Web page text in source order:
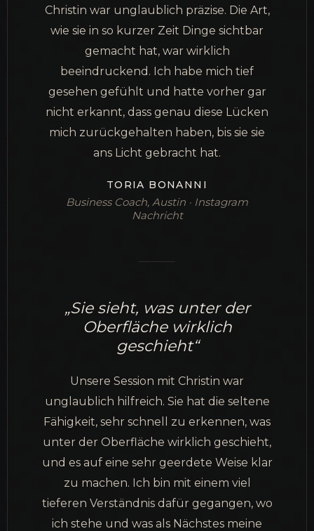
Christin war unglaublich präzise. Die Art,
wie sie in so kurzer Zeit Dinge sichtbar
gemacht hat, war wirklich
beeindruckend. Ich habe mich tief
gesehen gefühlt und hatte vorher gar
nicht erkannt, dass genau diese Lücken
mich zurückgehalten haben, bis sie sie
ans Licht gebracht hat.
TORIA BONANNI
Business Coach, Austin · Instagram
Nachricht
„Sie sieht, was unter der
Oberfläche wirklich
geschieht“
Unsere Session mit Christin war
unglaublich hilfreich. Sie hat die seltene
Fähigkeit, sehr schnell zu erkennen, was
unter der Oberfläche wirklich geschieht,
und es auf eine sehr geerdete Weise klar
zu machen. Ich bin mit einem viel
tieferen Verständnis dafür gegangen, wo
ich stehe und was als Nächstes meine